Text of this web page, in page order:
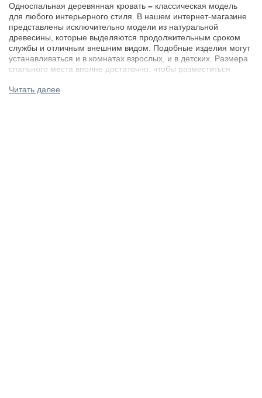
Односпальная деревянная кровать – классическая модель
для любого интерьерного стиля. В нашем интернет-магазине
представлены исключительно модели из натуральной
древесины, которые выделяются продолжительным сроком
службы и отличным внешним видом. Подобные изделия могут
устанавливаться и в комнатах взрослых, и в детских. Размера
спального места вполне достаточно, чтобы разместиться
сна.
Читать далее